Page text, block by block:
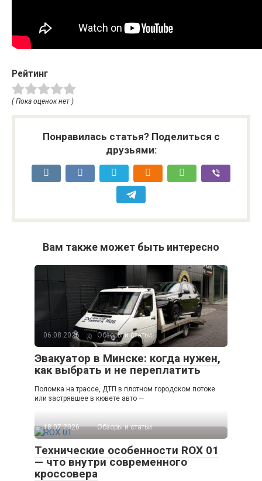
Рейтинг
( Пока оценок нет )
Понравилась статья? Поделиться с
друзьями:
Вам также может быть интересно
06.08.2026 Обзоры и статьи
Эвакуатор в Минске: когда нужен,
как выбрать и не переплатить
Поломка на трассе, ДТП в плотном городском потоке
или застрявшее в кювете авто —
18.07.2026 Обзоры и статьи
Технические особенности ROX 01
— что внутри современного
кроссовера